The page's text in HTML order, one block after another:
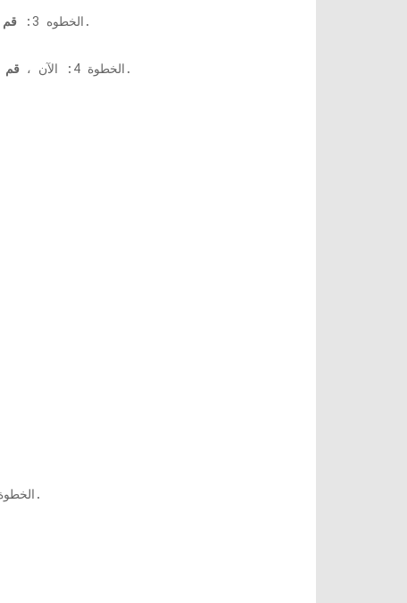
الخطوه 3: قم من الفتحات. ستؤدي إزالة خراطيش الحبر إلى كشف رأس الطباعة الملون باللون الأسود.
الخطوة 4: الآن ، قم برفق من الطابعة. لإزالة رأس الطباعة ، اسحبها من فتحات الخرطوشة واسحبها برفق ، ستخرج.
الخطوة من الطابعة. إذا كانت فتحات خرطوشة الحبر ورؤوس الحبر فارغة ، فستكون في المقدمة الوسطى.